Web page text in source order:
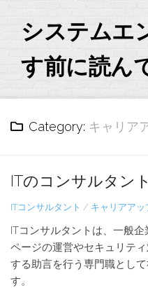
contentシステムエ
す前に読ん
Category: キャリア
ITのコンサルタン
ITコンサルタント / キャリアアッ
ITコンサルタントは、一般
ページの運営やセキュリテ
する助言を行う専門職とし
す。